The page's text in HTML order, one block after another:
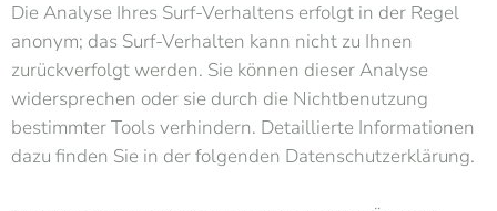
Die Analyse Ihres Surf-Verhaltens erfolgt in der Regel
anonym; das Surf-Verhalten kann nicht zu Ihnen
zurückverfolgt werden. Sie können dieser Analyse
widersprechen oder sie durch die Nichtbenutzung
bestimmter Tools verhindern. Detaillierte Informationen
dazu finden Sie in der folgenden Datenschutzerklärung.